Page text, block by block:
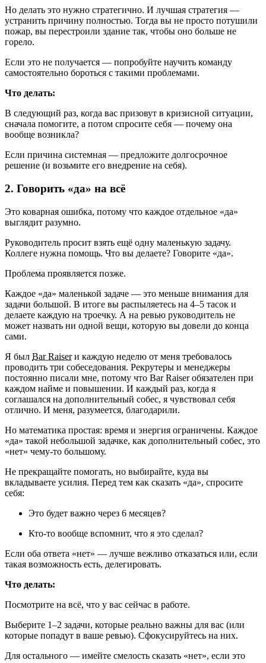
Но делать это нужно стратегично. И лучшая стратегия —
устранить причину полностью. Тогда вы не просто потушили
пожар, вы перестроили здание так, чтобы оно больше не
горело.
Если это не получается — попробуйте научить команду
самостоятельно бороться с такими проблемами.
Что делать:
В следующий раз, когда вас призовут в кризисной ситуации,
сначала помогите, а потом спросите себя — почему она
вообще возникла?
Если причина системная — предложите долгосрочное
решение (и возьмите его внедрение на себя).
2. Говорить «да» на всё
Это коварная ошибка, потому что каждое отдельное «да»
выглядит разумно.
Руководитель просит взять ещё одну маленькую задачу.
Коллеге нужна помощь. Что вы делаете? Говорите «да».
Проблема проявляется позже.
Каждое «да» маленькой задаче — это меньше внимания для
задачи большой. В итоге вы распыляетесь на 4–5 тасок и
делаете каждую на троечку. А на ревью руководитель не
может назвать ни одной вещи, которую вы довели до конца
сами.
Я был Bar Raiserи каждую неделю от меня требовалось
проводить три собеседования. Рекрутеры и менеджеры
постоянно писали мне, потому что Bar Raiser обязателен при
каждом найме и повышении. И каждый раз, когда я
соглашался на дополнительный собес, я чувствовал себя
отлично. И меня, разумеется, благодарили.
Но математика простая: время и энергия ограничены. Каждое
«да» такой небольшой задачке, как дополнительный собес, это
«нет» чему-то большому.
Не прекращайте помогать, но выбирайте, куда вы
вкладываете усилия. Перед тем как сказать «да», спросите
себя:
Это будет важно через 6 месяцев?
Кто-то вообще вспомнит, что я это сделал?
Если оба ответа «нет» — лучше вежливо отказаться или, если
такая возможность есть, делегировать.
Что делать:
Посмотрите на всё, что у вас сейчас в работе.
Выберите 1–2 задачи, которые реально важны для вас (или
которые попадут в ваше ревью). Сфокусируйтесь на них.
Для остального — имейте смелость сказать «нет», если это